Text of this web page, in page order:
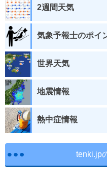
2週間天気
気象予報士のポイ
世界天気
地震情報
熱中症情報
tenki.jp